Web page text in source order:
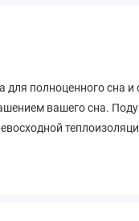
полноценного сна
вашего сна.